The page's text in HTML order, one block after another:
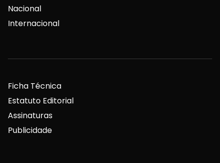
Nacional
Internacional
Ficha Técnica
Estatuto Editorial
Assinaturas
Publicidade